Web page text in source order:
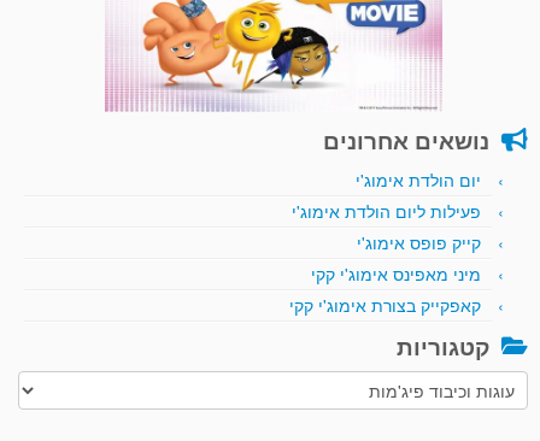
נושאים אחרונים
יום הולדת אימוג'י
פעילות ליום הולדת אימוג'י
קייק פופס אימוג'י
מיני מאפינס אימוג'י קקי
קאפקייק בצורת אימוג'י קקי
קטגוריות
קטגוריות